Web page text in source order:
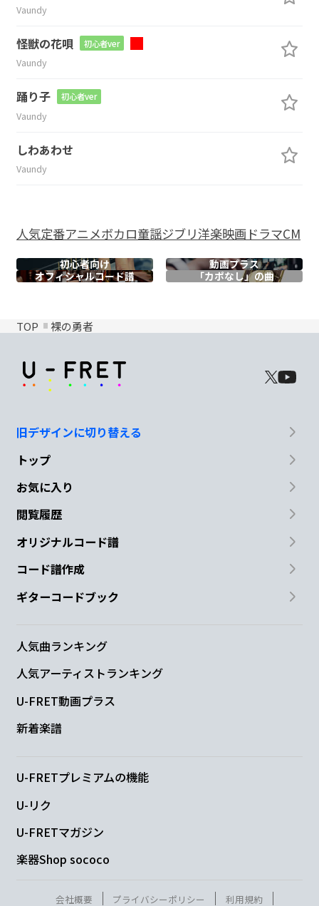
Vaundy
怪獣の花唄 初心者ver
Vaundy
踊り子 初心者ver
Vaundy
しわあわせ
Vaundy
人気定番アニメボカロ童謡ジブリ洋楽映画ドラマCM
初心者向け
動画プラス
オフィシャルコード譜 「カポなし」の曲
TOP 裸の勇者
旧デザインに切り替える
トップ
お気に入り
閲覧履歴
オリジナルコード譜
コード譜作成
ギターコードブック
人気曲ランキング
人気アーティストランキング
U-FRET動画プラス
新着楽譜
U-FRETプレミアムの機能
U-リク
U-FRETマガジン
楽器Shop sococo
会社概要 プライバシーポリシー 利用規約